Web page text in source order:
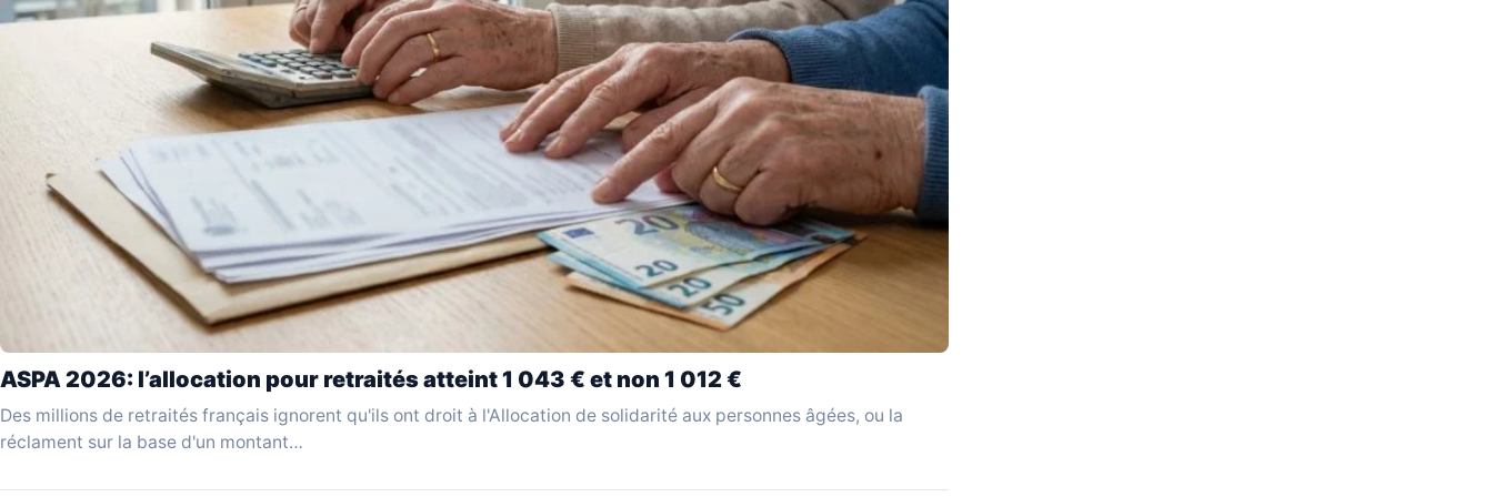
ASPA 2026: l’allocation pour retraités atteint 1 043 € et non 1 012 €
Des millions de retraités français ignorent qu'ils ont droit à l'Allocation de solidarité aux personnes âgées, ou la
réclament sur la base d'un montant…